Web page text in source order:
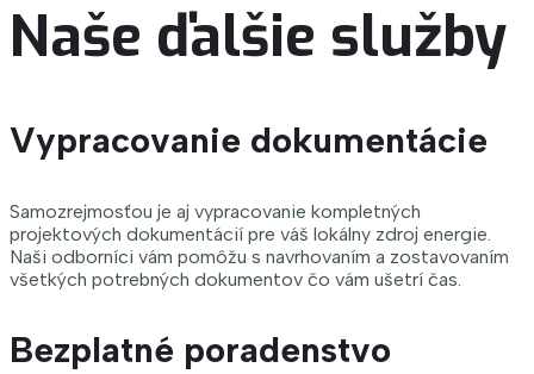
Naše ďalšie služby
Vypracovanie dokumentácie
Samozrejmosťou je aj vypracovanie kompletných
projektových dokumentácií pre váš lokálny zdroj energie.
Naši odborníci vám pomôžu s navrhovaním a zostavovaním
všetkých potrebných dokumentov čo vám ušetrí čas.
Bezplatné poradenstvo